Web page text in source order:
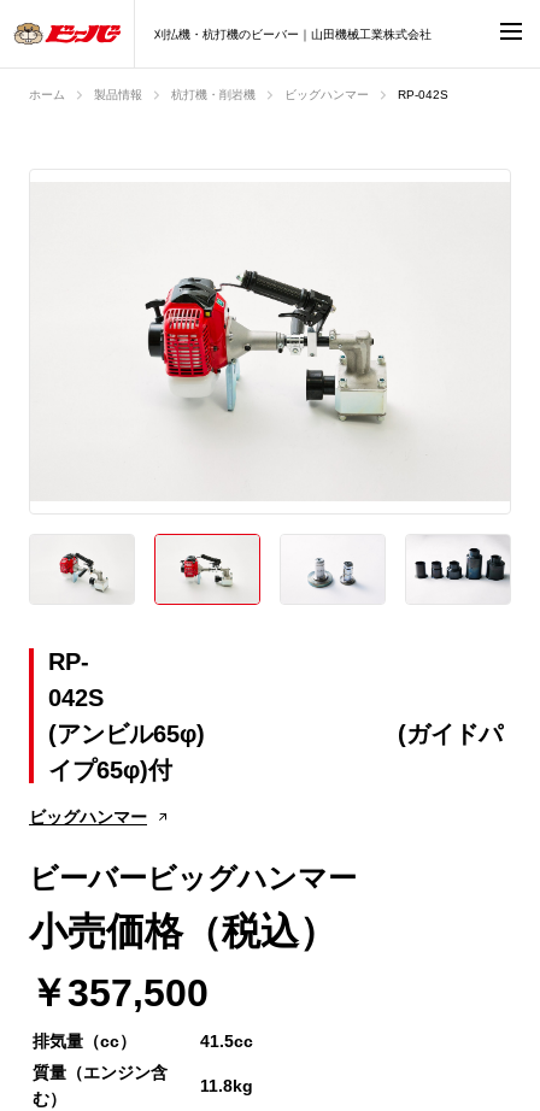
刈払機・杭打機のビーバー｜山田機械工業株式会社
ホーム 製品情報 杭打機・削岩機 ビッグハンマー RP-
RP-
(アンビル65φ) (ガイドパ
イプ65φ)付
ビッグハンマー
ビーバービッグハンマー
小売価格（税込）
￥357,500
排気量（cc）
41.5cc
質量（エンジン含
む）
11.8kg